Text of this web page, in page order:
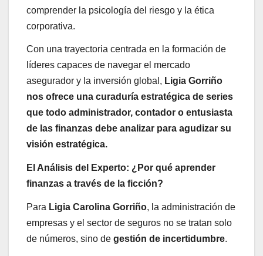
comprender la psicología del riesgo y la ética
corporativa.
Con una trayectoria centrada en la formación de
líderes capaces de navegar el mercado
asegurador y la inversión global, Ligia Gorriño
nos ofrece una curaduría estratégica de series
que todo administrador, contador o entusiasta
de las finanzas debe analizar para agudizar su
visión estratégica.
El Análisis del Experto: ¿Por qué aprender
finanzas a través de la ficción?
Para Ligia Carolina Gorriño, la administración de
empresas y el sector de seguros no se tratan solo
de números, sino de gestión de incertidumbre.